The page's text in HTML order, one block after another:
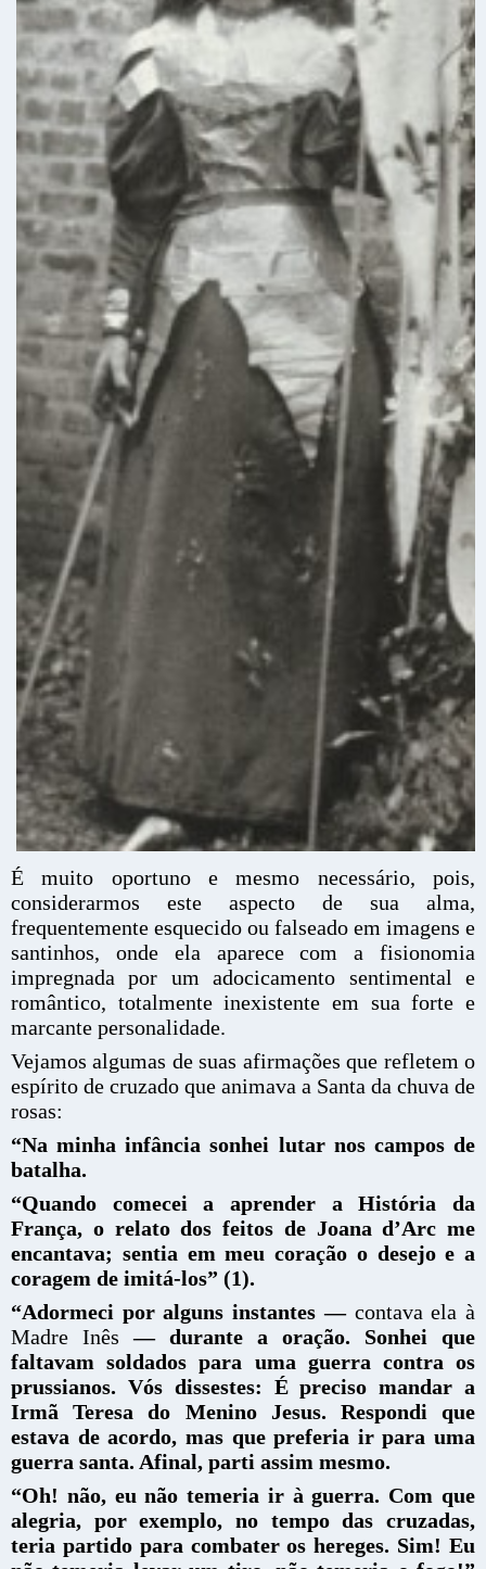
É muito oportuno e mesmo necessário, pois,
considerarmos este aspecto de sua alma,
frequentemente esquecido ou falseado em imagens e
santinhos, onde ela aparece com a fisionomia
impregnada por um adocicamento sentimental e
romântico, totalmente inexistente em sua forte e
marcante personalidade.
Vejamos algumas de suas afirmações que refletem o
espírito de cruzado que animava a Santa da chuva de
rosas:
“Na minha infância sonhei lutar nos campos de
batalha.
“Quando comecei a aprender a História da
França, o relato dos feitos de Joana d’Arc me
encantava; sentia em meu coração o desejo e a
coragem de imitá-los” (1).
“Adormeci por alguns instantes — contava ela à
Madre Inês — durante a oração. Sonhei que
faltavam soldados para uma guerra contra os
prussianos. Vós dissestes: É preciso mandar a
Irmã Teresa do Menino Jesus. Respondi que
estava de acordo, mas que preferia ir para uma
guerra santa. Afinal, parti assim mesmo.
“Oh! não, eu não temeria ir à guerra. Com que
alegria, por exemplo, no tempo das cruzadas,
teria partido para combater os hereges. Sim! Eu